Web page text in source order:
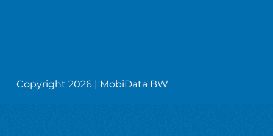
Copyright 2026 | MobiData BW